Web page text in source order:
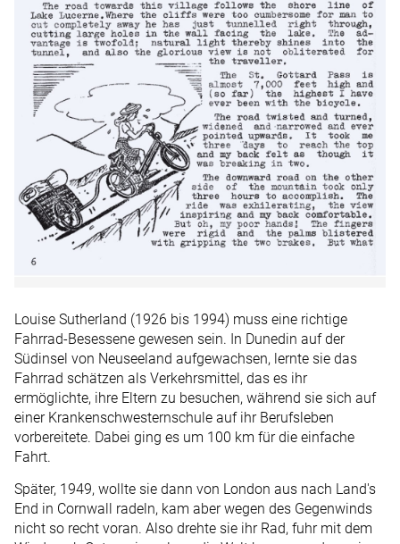
Louise Sutherland (1926 bis 1994) muss eine richtige
Fahrrad-Besessene gewesen sein. In Dunedin auf der
Südinsel von Neuseeland aufgewachsen, lernte sie das
Fahrrad schätzen als Verkehrsmittel, das es ihr
ermöglichte, ihre Eltern zu besuchen, während sie sich auf
einer Krankenschwesternschule auf ihr Berufsleben
vorbereitete. Dabei ging es um 100 km für die einfache
Fahrt.
Später, 1949, wollte sie dann von London aus nach Land's
End in Cornwall radeln, kam aber wegen des Gegenwinds
nicht so recht voran. Also drehte sie ihr Rad, fuhr mit dem